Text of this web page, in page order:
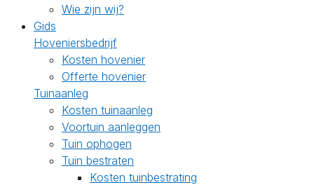
Wie zijn wij?
Gids
Hoveniersbedrijf
Kosten hovenier
Offerte hovenier
Tuinaanleg
Kosten tuinaanleg
Voortuin aanleggen
Tuin ophogen
Tuin bestraten
Kosten tuinbestrating